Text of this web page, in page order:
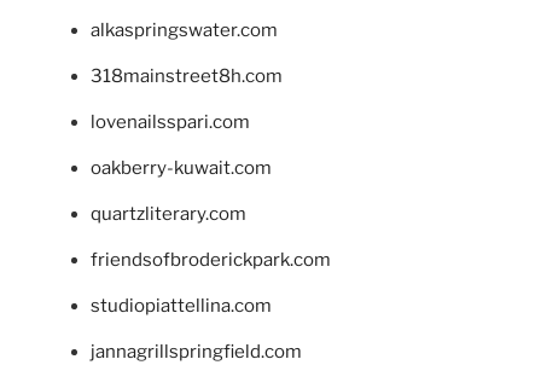
alkaspringswater.com
318mainstreet8h.com
lovenailsspari.com
oakberry-kuwait.com
quartzliterary.com
friendsofbroderickpark.com
studiopiattellina.com
jannagrillspringfield.com